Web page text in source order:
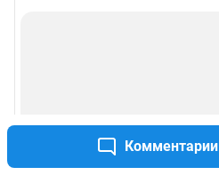
Комментарии